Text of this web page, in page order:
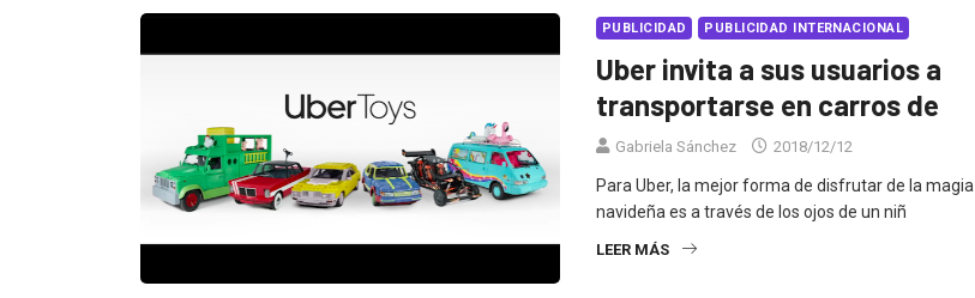
PUBLICIDAD PUBLICIDAD INTERNACIONAL
Uber invita a sus usuarios a
transportarse en carros de
Gabriela Sánchez 2018/12/12
Para Uber, la mejor forma de disfrutar de la magia
navideña es a través de los ojos de un niñ
LEER MÁS